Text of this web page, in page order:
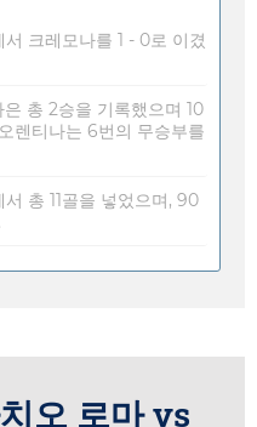
크레모나를 1 - 0로 이겼
총 2승을 기록했으며 10
렌티나는 6번의 무승부를
총 11골을 넣었으며, 90
오 로마 vs